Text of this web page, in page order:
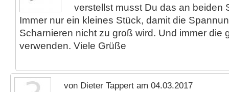
verstellst musst Du das an beiden
Immer nur ein kleines Stück, damit die
Scharnieren nicht zu groß wird. Und immer die
verwenden. Viele Grüße
von Dieter Tappert am 04.03.2017